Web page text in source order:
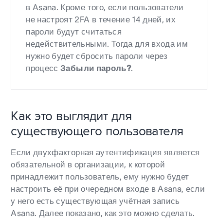
в Asana. Кроме того, если пользователи
не настроят 2FA в течение 14 дней, их
пароли будут считаться
недействительными. Тогда для входа им
нужно будет сбросить пароли через
процессЗабыли пароль?.
Как это выглядит для
существующего пользователя
Если двухфакторная аутентификация является
обязательной в организации, к которой
принадлежит пользователь, ему нужно будет
настроить её при очередном входе в Asana, если
у него есть существующая учётная запись
Asana. Далее показано, как это можно сделать.